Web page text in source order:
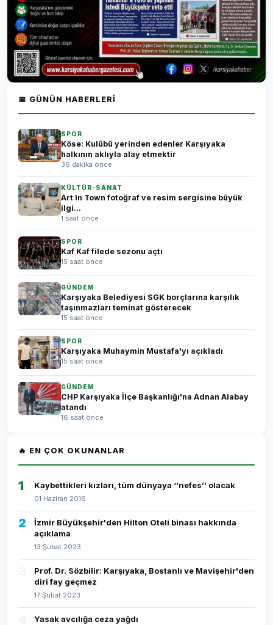
📅 GÜNÜN HABERLERI
SPOR
Köse: Kulübü yerinden edenler Karşıyaka
halkının aklıyla alay etmektir
36 dakika önce
KÜLTÜR-SANAT
Art In Town fotoğraf ve resim sergisine büyük
ilgi...
1 saat önce
SPOR
Kaf Kaf filede sezonu açtı
15 saat önce
GÜNDEM
Karşıyaka Belediyesi SGK borçlarına karşılık
taşınmazları teminat gösterecek
15 saat önce
SPOR
Karşıyaka Muhaymin Mustafa'yı açıkladı
15 saat önce
GÜNDEM
CHP Karşıyaka İlçe Başkanlığı'na Adnan Alabay
atandı
16 saat önce
🔥 EN ÇOK OKUNANLAR
1 Kaybettikleri kızları, tüm dünyaya ‘’nefes’’ olacak
01 Haziran 2016
2
İzmir Büyükşehir'den Hilton Oteli binası hakkında
açıklama
13 Şubat 2023
Prof. Dr. Sözbilir: Karşıyaka, Bostanlı ve Mavişehir'den
diri fay geçmez
17 Şubat 2023
Yasak avcılığa ceza yağdı